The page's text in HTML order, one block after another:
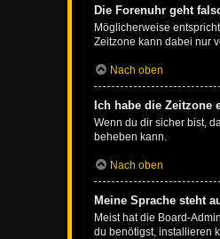
Die Forenuhr geht
Möglicherweise
Zeitzone kann dabei nur
Nach oben
Ich habe die
Wenn du dir sicher bist,
beheben kann.
Nach oben
Meine Sprache steht
Meist hat die Board-
du benötigst, installieren